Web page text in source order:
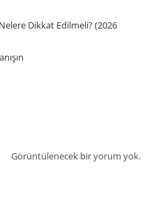
Dikkat Edilmeli? (2026
Görüntülenecek bir yorum yok.